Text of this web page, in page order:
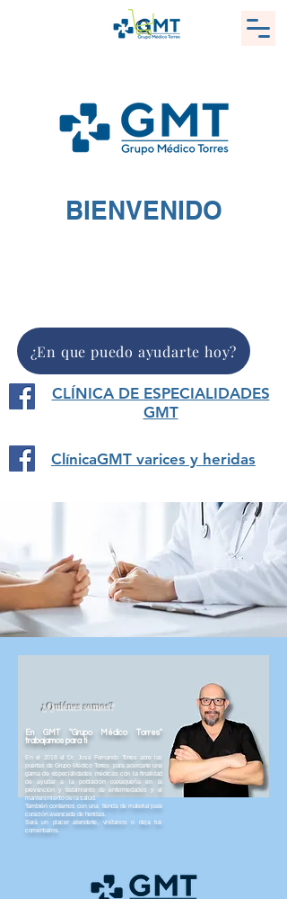
BIENVENIDO
¿En que puedo ayudarte hoy?
CLÍNICA DE ESPECIALIDADES
GMT
ClínicaGMT varices y heridas
¿Quiénes somos?
En GMT "Grupo Médico Torres"
trabajamos para ti
En el 2018 el Dr. José Fernando Torres abre las
puertas de Grupo Médico Torres para acercarte una
gama de especialidades médicas con la finalidad
de ayudar a la población oaxaqueña en la
prevención y tratamiento de enfermedades y el
mantenimiento de la salud.
​​También contamos con una tienda de material para
curación avanzada de heridas.
​​Será un placer atenderte, visítanos o deja tus
comentarios.